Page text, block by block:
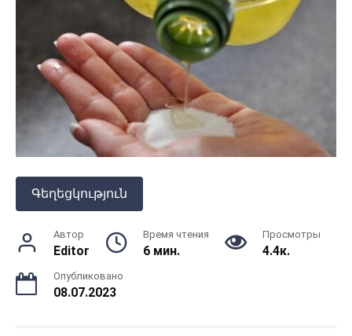
Գեղեցկություն
Автор
Editor
Время чтения
6 мин.
Просмотры
4.4к.
Опубликовано
08.07.2023